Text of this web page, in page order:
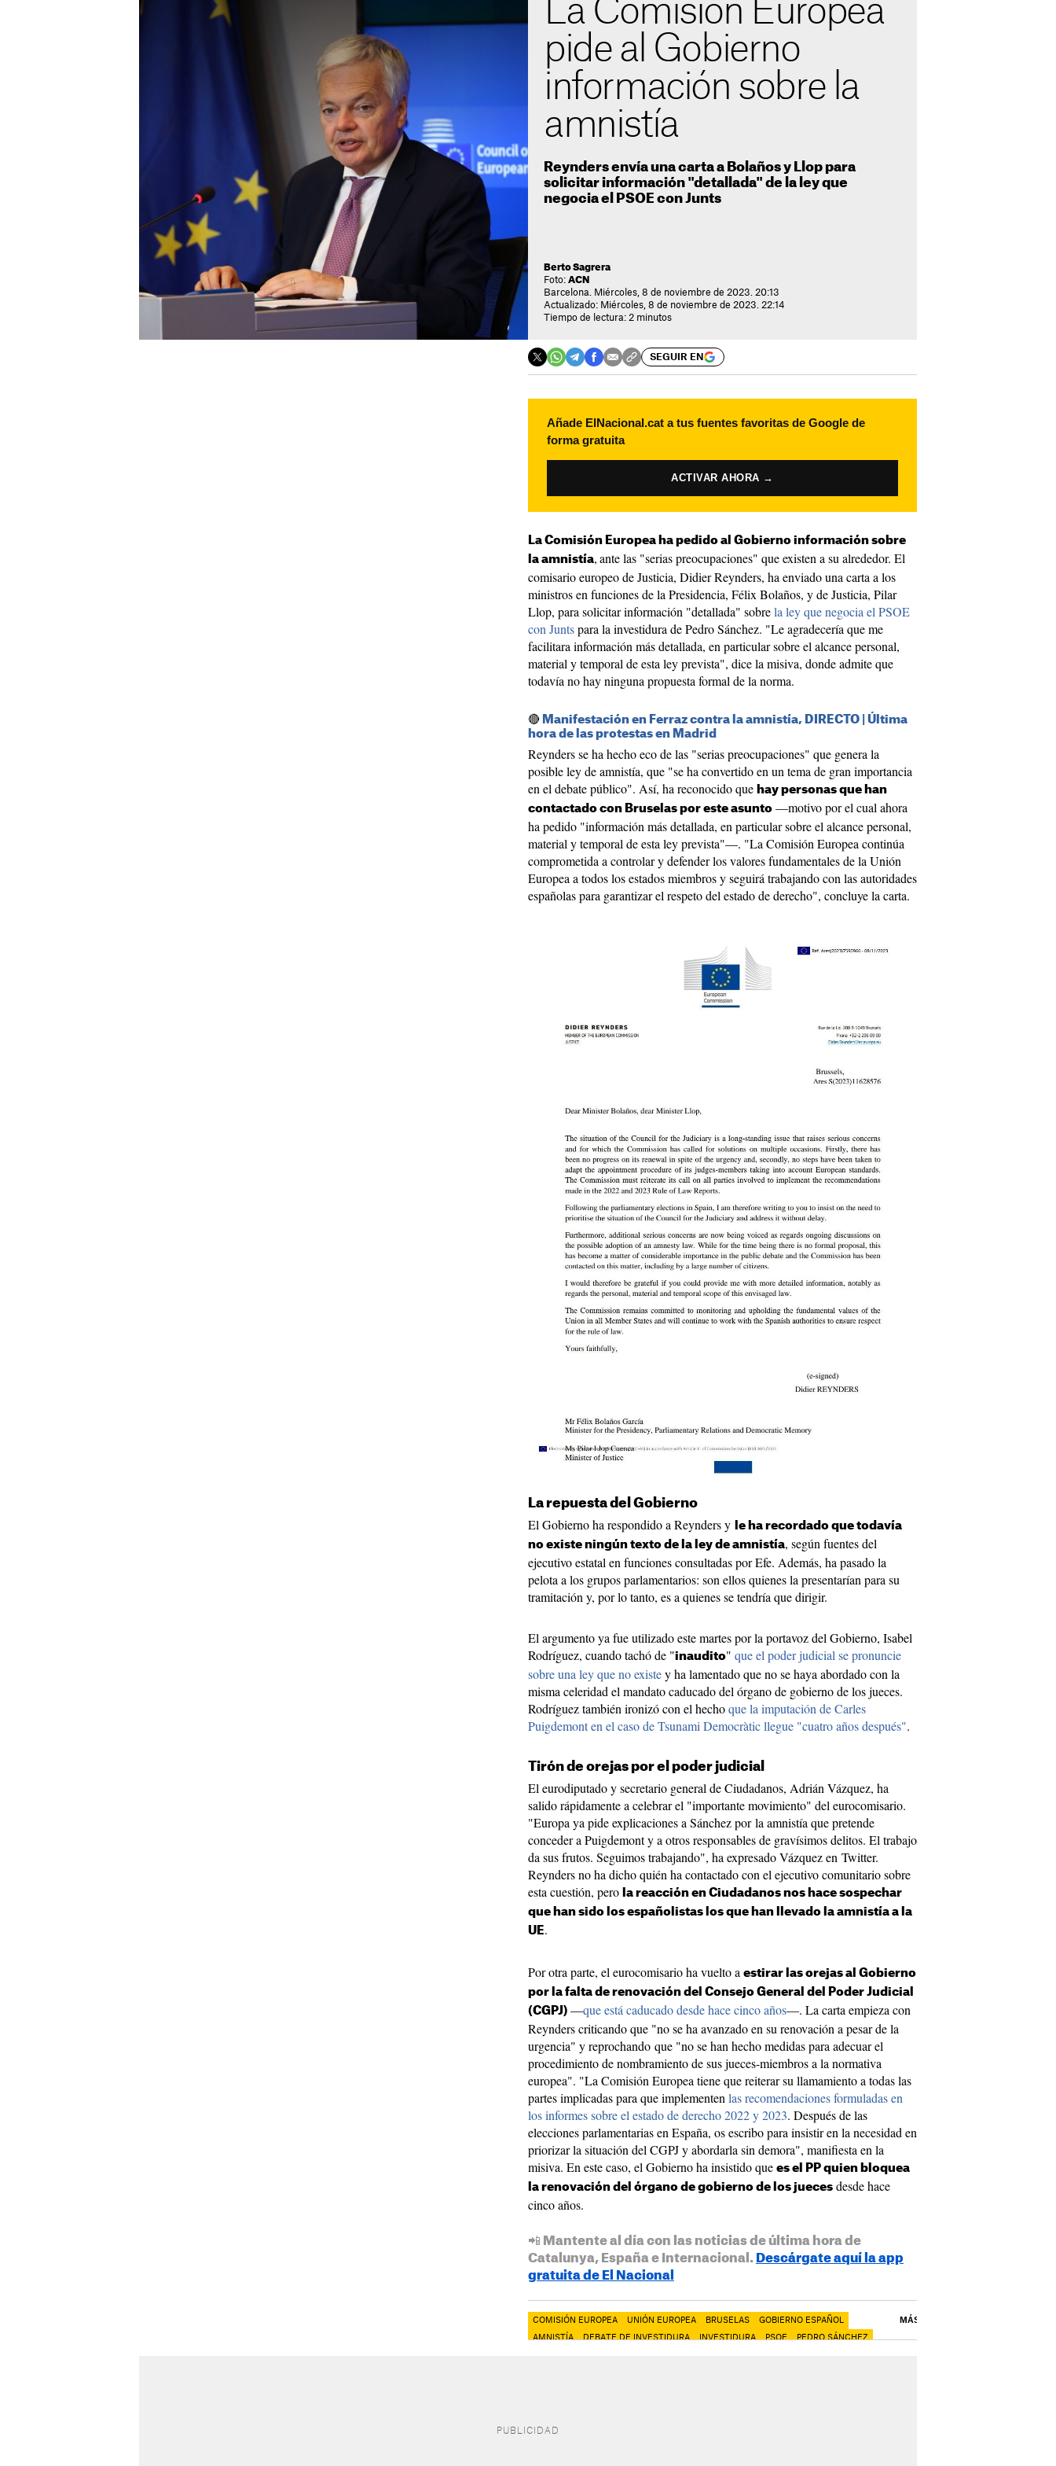
La Comisión Europea
pide al Gobierno
información sobre la
amnistía
Reynders envía una carta a Bolaños y Llop para
solicitar información "detallada" de la ley que
negocia el PSOE con Junts
Berto Sagrera
Foto: ACN
Barcelona. Miércoles, 8 de noviembre de 2023. 20:13
Actualizado: Miércoles, 8 de noviembre de 2023. 22:14
Tiempo de lectura: 2 minutos
SEGUIR EN
Añade ElNacional.cat a tus fuentes favoritas de Google de
forma gratuita
ACTIVAR AHORA →
La Comisión Europea ha pedido al Gobierno información sobre
la amnistía,ante las "serias preocupaciones" que existen a su alrededor. El
comisario europeo de Justicia, Didier Reynders, ha enviado una carta a los
ministros en funciones de la Presidencia, Félix Bolaños, y de Justicia, Pilar
Llop, para solicitar información "detallada" sobrela ley que negocia el PSOE
con Juntspara la investidura de Pedro Sánchez. "Le agradecería que me
facilitara información más detallada, en particular sobre el alcance personal,
material y temporal de esta ley prevista", dice la misiva, donde admite que
todavía no hay ninguna propuesta formal de la norma.
🔴 Manifestación en Ferraz contra la amnistía, DIRECTO | Última
hora de las protestas en Madrid
Reynders se ha hecho eco de las "serias preocupaciones" que genera la
posible ley de amnistía, que "se ha convertido en un tema de gran importancia
en el debate público". Así, ha reconocido que hay personas que han
contactado con Bruselas por este asunto —motivo por el cual ahora
ha pedido "información más detallada, en particular sobre el alcance personal,
material y temporal de esta ley prevista"—. "La Comisión Europea continúa
comprometida a controlar y defender los valores fundamentales de la Unión
Europea a todos los estados miembros y seguirá trabajando con las autoridades
españolas para garantizar el respeto del estado de derecho", concluye la carta.
La repuesta del Gobierno
El Gobierno ha respondido a Reynders y
le ha recordado que todavía
no existe ningún texto de la ley de amnistía, según fuentes del
ejecutivo estatal en funciones consultadas por Efe. Además, ha pasado la
pelota a los grupos parlamentarios: son ellos quienes la presentarían para su
tramitación y, por lo tanto, es a quienes se tendría que dirigir.
El argumento ya fue utilizado este martes por la portavoz del Gobierno, Isabel
Rodríguez, cuando tachó de "inaudito" que el poder judicial se pronuncie
sobre una ley que no existey ha lamentado que no se haya abordado con la
misma celeridad el mandato caducado del órgano de gobierno de los jueces.
Rodríguez también ironizó con el hechoque la imputación de Carles
Puigdemont en el caso de Tsunami Democràtic llegue "cuatro años después".
Tirón de orejas por el poder judicial
El eurodiputado y secretario general de Ciudadanos, Adrián Vázquez, ha
salido rápidamente a celebrar el "importante movimiento" del eurocomisario.
"Europa ya pide explicaciones a Sánchez por la amnistía que pretende
conceder a Puigdemont y a otros responsables de gravísimos delitos. El trabajo
da sus frutos. Seguimos trabajando", ha expresado Vázquez en Twitter.
Reynders no ha dicho quién ha contactado con el ejecutivo comunitario sobre
esta cuestión, pero la reacción en Ciudadanos nos hace sospechar
que han sido los españolistas los que han llevado la amnistía a la
UE.
Por otra parte, el eurocomisario ha vuelto a estirar las orejas al Gobierno
por la falta de renovación del Consejo General del Poder Judicial
(CGPJ) —que está caducado desde hace cinco años—. La carta empieza con
Reynders criticando que "no se ha avanzado en su renovación a pesar de la
urgencia" y reprochando que "no se han hecho medidas para adecuar el
procedimiento de nombramiento de sus jueces-miembros a la normativa
europea". "La Comisión Europea tiene que reiterar su llamamiento a todas las
partes implicadas para que implementen las recomendaciones formuladas en
los informes sobre el estado de derecho 2022 y 2023. Después de las
elecciones parlamentarias en España, os escribo para insistir en la necesidad en
priorizar la situación del CGPJ y abordarla sin demora", manifiesta en la
misiva. En este caso, el Gobierno ha insistido que es el PP quien bloquea
la renovación del órgano de gobierno de los jueces desde hace
cinco años.
📲 Mantente al día con las noticias de última hora de
Catalunya, España e Internacional. Descárgate aquí la app
gratuita de El Nacional
COMISIÓN EUROPEA UNIÓN EUROPEA BRUSELAS GOBIERNO ESPAÑOL
AMNISTÍA DEBATE DE INVESTIDURA INVESTIDURA PSOE PEDRO SÁNCHEZ
MÁS